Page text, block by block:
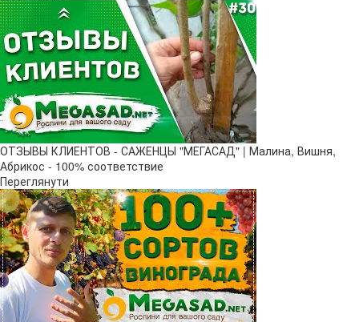
ОТЗЫВЫ КЛИЕНТОВ - САЖЕНЦЫ "МЕГАСАД" | Малина, Вишня,
Абрикос - 100% соответствие
Переглянути